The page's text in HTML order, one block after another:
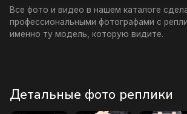
Все фото и видео в нашем каталоге
профессиональными фотографами с
именно ту модель, которую видите.
Детальные фото реплики